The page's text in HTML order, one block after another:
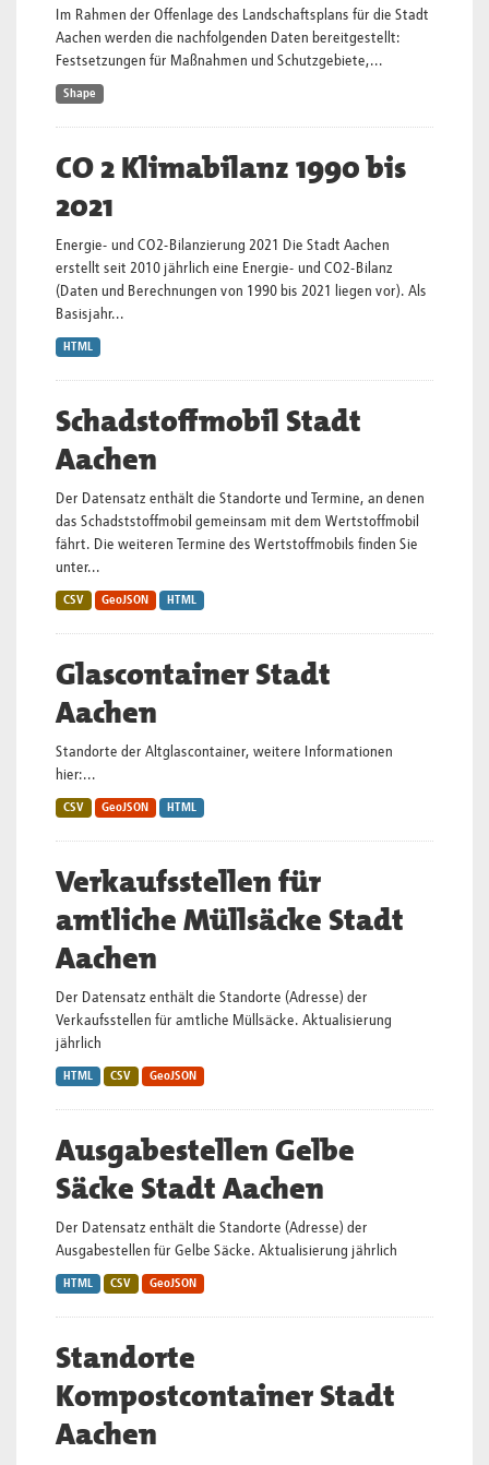
Im Rahmen der Offenlage des Landschaftsplans für die Stadt
Aachen werden die nachfolgenden Daten bereitgestellt:
Festsetzungen für Maßnahmen und Schutzgebiete,...
Shape
CO 2 Klimabilanz 1990 bis
2021
Energie- und CO2-Bilanzierung 2021 Die Stadt Aachen
erstellt seit 2010 jährlich eine Energie- und CO2-Bilanz
(Daten und Berechnungen von 1990 bis 2021 liegen vor). Als
Basisjahr...
HTML
Schadstoffmobil Stadt
Aachen
Der Datensatz enthält die Standorte und Termine, an denen
das Schadststoffmobil gemeinsam mit dem Wertstoffmobil
fährt. Die weiteren Termine des Wertstoffmobils finden Sie
unter...
CSV GeoJSON HTML
Glascontainer Stadt
Aachen
Standorte der Altglascontainer, weitere Informationen
hier:...
CSV GeoJSON HTML
Verkaufsstellen für
amtliche Müllsäcke Stadt
Aachen
Der Datensatz enthält die Standorte (Adresse) der
Verkaufsstellen für amtliche Müllsäcke. Aktualisierung
jährlich
HTML CSV GeoJSON
Ausgabestellen Gelbe
Säcke Stadt Aachen
Der Datensatz enthält die Standorte (Adresse) der
Ausgabestellen für Gelbe Säcke. Aktualisierung jährlich
HTML CSV GeoJSON
Standorte
Kompostcontainer Stadt
Aachen